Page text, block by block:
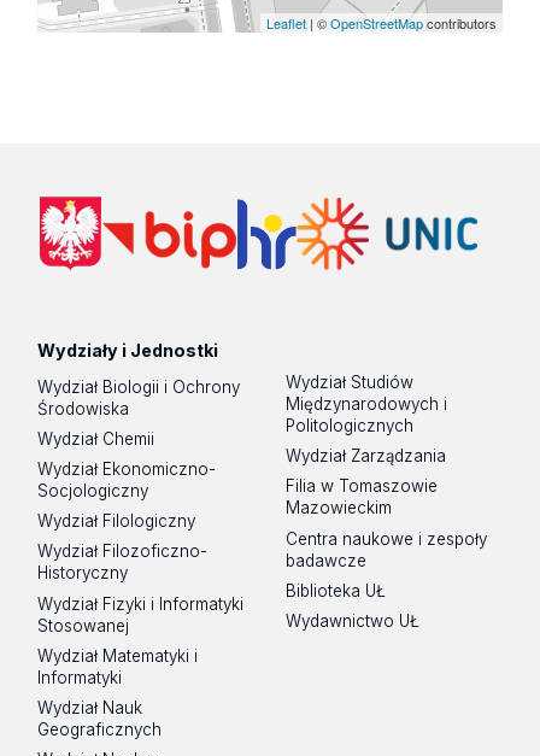
Leaflet| ©OpenStreetMapcontributors
Wydziały i Jednostki
Wydział Biologii i Ochrony
Środowiska
Wydział Chemii
Wydział Ekonomiczno-
Socjologiczny
Wydział Filologiczny
Wydział Filozoficzno-
Historyczny
Wydział Fizyki i Informatyki
Stosowanej
Wydział Matematyki i
Informatyki
Wydział Nauk
Geograficznych
Wydział Studiów
Międzynarodowych i
Politologicznych
Wydział Zarządzania
Filia w Tomaszowie
Mazowieckim
Centra naukowe i zespoły
badawcze
Biblioteka UŁ
Wydawnictwo UŁ